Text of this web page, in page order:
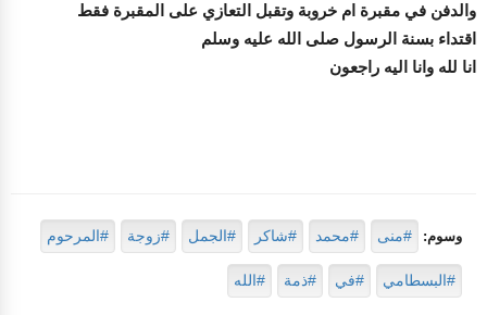
والدفن في مقبرة ام خروبة وتقبل التعازي على المقبرة فقط
اقتداء بسنة الرسول صلى الله عليه وسلم
انا لله وانا اليه راجعون
وسوم: #منى #محمد #شاكر #الجمل #زوجة #المرحوم
#البسطامي #في #ذمة #الله